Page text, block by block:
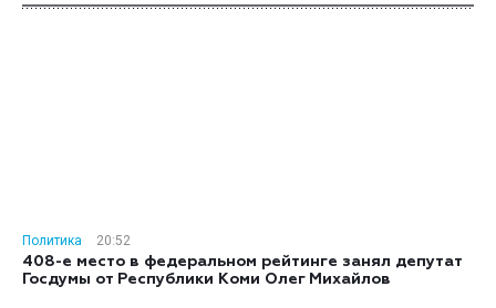
Политика
20:52
408-е место в федеральном рейтинге занял депутат
Госдумы от Республики Коми Олег Михайлов